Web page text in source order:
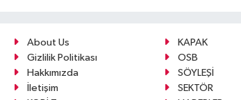
About Us
KAPAK
Gizlilik Politikası
OSB
Hakkımızda
SÖYLEŞİ
İletişim
SEKTÖR